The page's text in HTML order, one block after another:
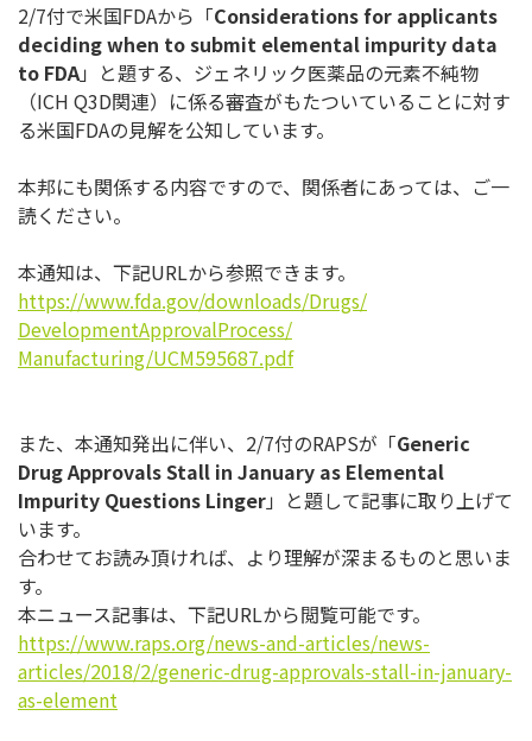
2/7付で米国FDAから「Considerations for applicants
deciding when to submit elemental impurity data
to FDA」と題する、ジェネリック医薬品の元素不純物
（ICH Q3D関連）に係る審査がもたついていることに対す
る米国FDAの見解を公知しています。
本邦にも関係する内容ですので、関係者にあっては、 ご一
読ください。
本通知は、下記URLから参照できます。
https://www.fda.gov/downloads/Drugs/
DevelopmentApprovalProcess/
Manufacturing/UCM595687.pdf
また、本通知発出に伴い、2/7付のRAPSが「Generic
Drug Approvals Stall in January as Elemental
Impurity Questions Linger」と題して記事に取り上げて
います。
合わせてお読み頂ければ、より理解が深まるものと思いま
す。
本ニュース記事は、下記URLから閲覧可能です。
https://www.raps.org/news-and-articles/news-
articles/2018/2/generic-drug-approvals-stall-in-january-
as-element